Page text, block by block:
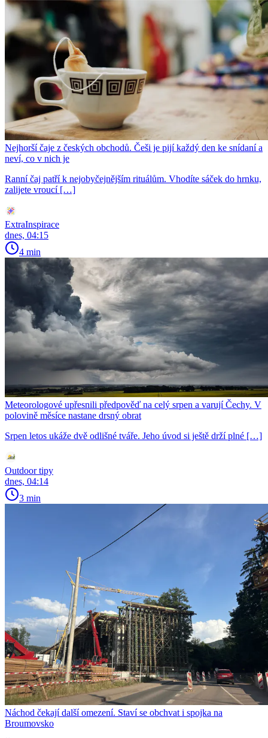
Nejhorší čaje z českých obchodů. Češi je pijí každý den ke snídaní a
neví, co v nich je
Ranní čaj patří k nejobyčejnějším rituálům. Vhodíte sáček do hrnku,
zalijete vroucí […]
ExtraInspirace
dnes, 04:15
4 min
Meteorologové upřesnili předpověď na celý srpen a varují Čechy. V
polovině měsíce nastane drsný obrat
Srpen letos ukáže dvě odlišné tváře. Jeho úvod si ještě drží plné […]
Outdoor tipy
dnes, 04:14
3 min
Náchod čekají další omezení. Staví se obchvat i spojka na
Broumovsko